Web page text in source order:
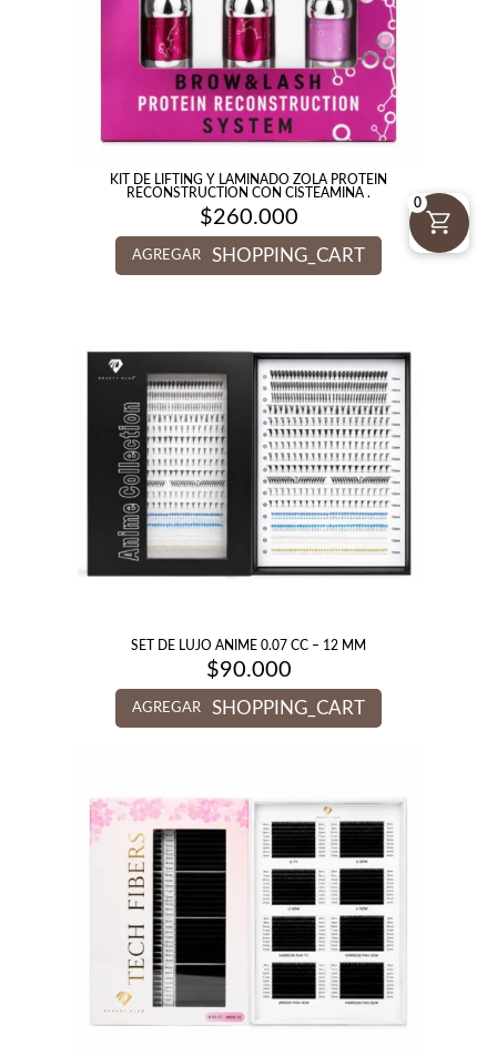
KIT DE LIFTING Y LAMINADO ZOLA PROTEIN
RECONSTRUCTION CON CISTEAMINA .
$260.000
AGREGAR SHOPPING_CART
SET DE LUJO ANIME 0.07 CC – 12 MM
$90.000
AGREGAR SHOPPING_CART
0